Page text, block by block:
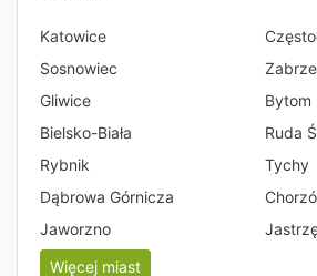
Katowice
Sosnowiec
Zabrze
Gliwice
Bytom
Bielsko-Biała
Ruda
Rybnik
Tychy
Dąbrowa Górnicza
Jaworzno
Więcej miast